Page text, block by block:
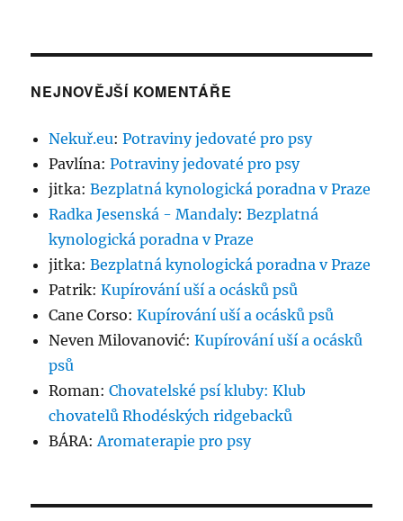
NEJNOVĚJŠÍ KOMENTÁŘE
Nekuř.eu:Potraviny jedovaté pro psy
Pavlína:Potraviny jedovaté pro psy
jitka:Bezplatná kynologická poradna v Praze
Radka Jesenská - Mandaly:Bezplatná
kynologická poradna v Praze
jitka:Bezplatná kynologická poradna v Praze
Patrik:Kupírování uší a ocásků psů
Cane Corso:Kupírování uší a ocásků psů
Neven Milovanović:Kupírování uší a ocásků
psů
Roman:Chovatelské psí kluby: Klub
chovatelů Rhodéských ridgebacků
BÁRA:Aromaterapie pro psy